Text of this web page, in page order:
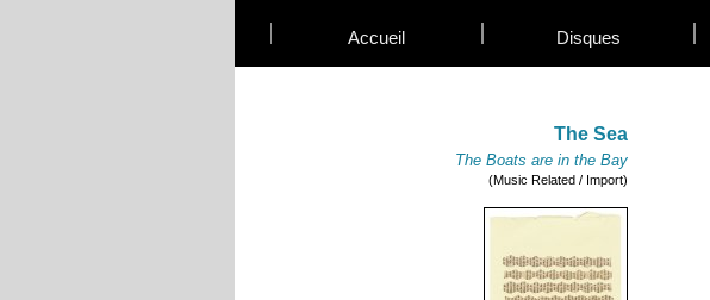
Accueil Disques
The Sea
The Boats are in the Bay
(Music Related / Import)